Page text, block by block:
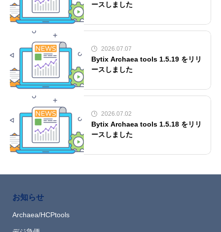
ースしました
2026.07.07
Bytix Archaea tools 1.5.19 をリリ
ースしました
2026.07.02
Bytix Archaea tools 1.5.18 をリリ
ースしました
お知らせ
Archaea/HCPtools